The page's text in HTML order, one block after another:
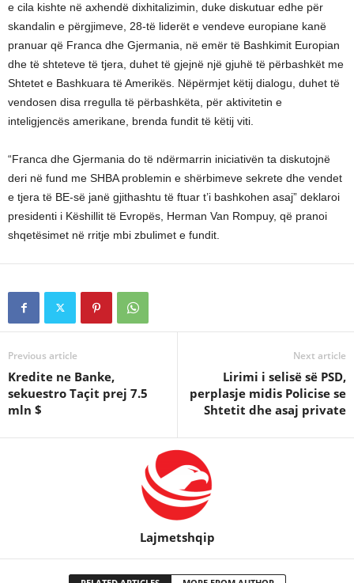
e cila kishte në axhendë dixhitalizimin, duke diskutuar edhe për
skandalin e përgjimeve, 28-të liderët e vendeve europiane kanë
pranuar që Franca dhe Gjermania, në emër të Bashkimit Europian
dhe të shteteve të tjera, duhet të gjejnë një gjuhë të përbashkët me
Shtetet e Bashkuara të Amerikës. Nëpërmjet këtij dialogu, duhet të
vendosen disa rregulla të përbashkëta, për aktivitetin e
inteligjencës amerikane, brenda fundit të këtij viti.
“Franca dhe Gjermania do të ndërmarrin iniciativën ta diskutojnë
deri në fund me SHBA problemin e shërbimeve sekrete dhe vendet
e tjera të BE-së janë gjithashtu të ftuar t’i bashkohen asaj” deklaroi
presidenti i Këshillit të Evropës, Herman Van Rompuy, që pranoi
shqetësimet në rritje mbi zbulimet e fundit.
Previous article
Kredite ne Banke,
sekuestro Taçit prej 7.5
mln $
Next article
Lirimi i selisë së PSD,
perplasje midis Policise se
Shtetit dhe asaj private
Lajmetshqip